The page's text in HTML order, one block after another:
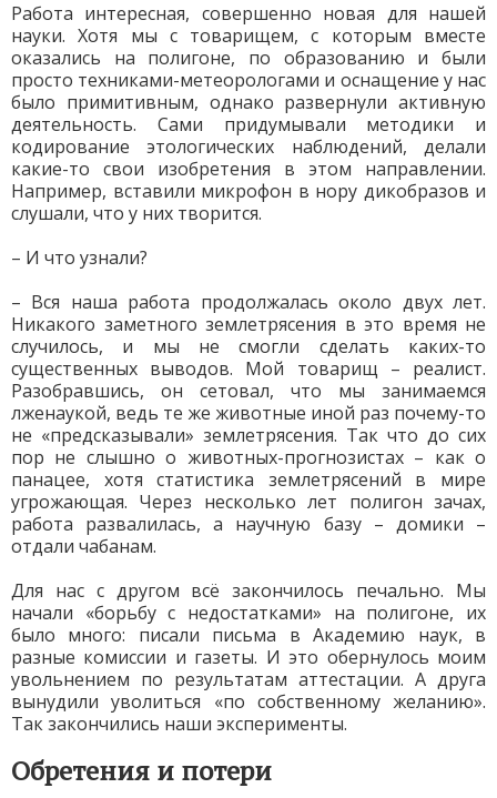
Работа интересная, совершенно новая для нашей
науки. Хотя мы с товарищем, с которым вместе
оказались на полигоне, по образованию и были
просто техниками-метеорологами и оснащение у нас
было примитивным, однако развернули активную
деятельность. Сами придумывали методики и
кодирование этологических наблюдений, делали
какие-то свои изобретения в этом направлении.
Например, вставили микрофон в нору дикобразов и
слушали, что у них творится.
– И что узнали?
– Вся наша работа продолжалась около двух лет.
Никакого заметного землетрясения в это время не
случилось, и мы не смогли сделать каких-то
существенных выводов. Мой товарищ – реалист.
Разобравшись, он сетовал, что мы занимаемся
лженаукой, ведь те же животные иной раз почему-то
не «предсказывали» землетрясения. Так что до сих
пор не слышно о животных-прогнозистах – как о
панацее, хотя статистика землетрясений в мире
угрожающая. Через несколько лет полигон зачах,
работа развалилась, а научную базу – домики –
отдали чабанам.
Для нас с другом всё закончилось печально. Мы
начали «борьбу с недостатками» на полигоне, их
было много: писали письма в Академию наук, в
разные комиссии и газеты. И это обернулось моим
увольнением по результатам аттестации. А друга
вынудили уволиться «по собственному желанию».
Так закончились наши эксперименты.
Обретения и потери